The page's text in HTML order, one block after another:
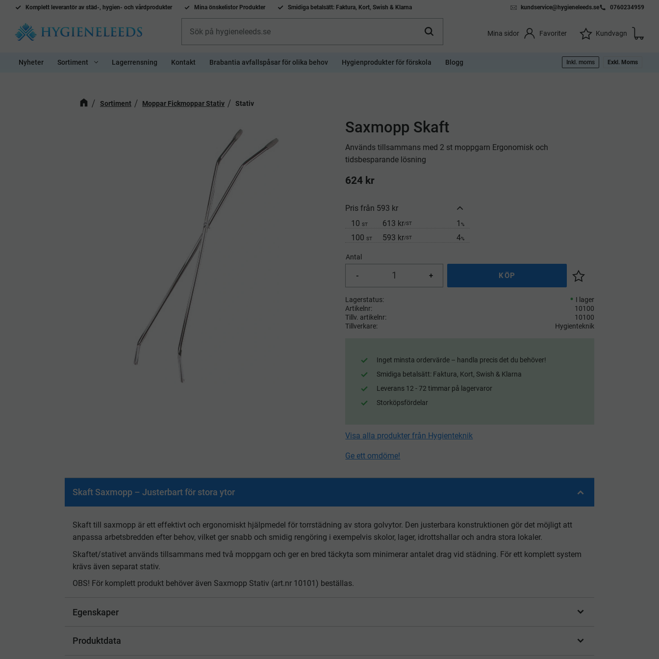
Komplett leverantör av städ-, hygien- och vårdprodukter Mina önskelistor Produkter Smidiga betalsätt: Faktura, Kort, Swish & Klarna kundservice@hygieneleeds.se 0760234959
Mina sidor Favoriter Kundvagn
Önskelista
Nyheter Sortiment Lagerrensning Kontakt Brabantia avfallspåsar för olika behov Hygienprodukter för förskola Blogg Inkl. moms Exkl. Moms
Sortiment Moppar Fickmoppar Stativ Stativ
Saxmopp Skaft
Används tillsammans med 2 st moppgarn Ergonomisk och
tidsbesparande lösning
624 kr
Pris från 593 kr
10 ST 613 kr/ST 1%
100 ST 593 kr/ST 4%
Antal
+
- KÖP
Lägg till i önskelista
Lagerstatus
I lager
Artikelnr
10100
Tillv. artikelnr
10100
Tillverkare
Hygienteknik
Inget minsta ordervärde – handla precis det du behöver!
Smidiga betalsätt: Faktura, Kort, Swish & Klarna
Leverans 12 - 72 timmar på lagervaror
Storköpsfördelar
Visa alla produkter från Hygienteknik
Ge ett omdöme!
Skaft Saxmopp – Justerbart för stora ytor
Skaft till saxmopp är ett effektivt och ergonomiskt hjälpmedel för torrstädning av stora golvytor. Den justerbara konstruktionen gör det möjligt att
anpassa arbetsbredden efter behov, vilket ger snabb och smidig rengöring i exempelvis skolor, lager, idrottshallar och andra stora lokaler.
Skaftet/stativet används tillsammans med två moppgarn och ger en bred täckyta som minimerar antalet drag vid städning. För ett komplett system
krävs även separat stativ.
OBS! För komplett produkt behöver även Saxmopp Stativ (art.nr 10101) beställas.
Egenskaper
Produktdata